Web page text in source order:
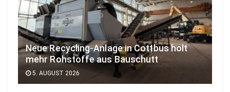
Neue Recycling-Anlage in Cottbus holt
mehr Rohstoffe aus Bauschutt
5. AUGUST 2026